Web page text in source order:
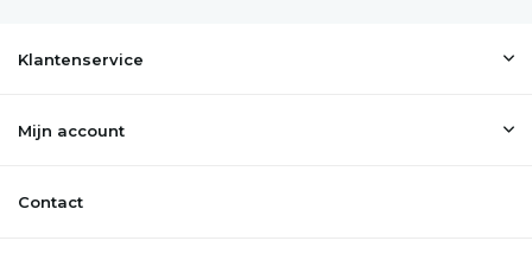
Klantenservice
Mijn account
Contact